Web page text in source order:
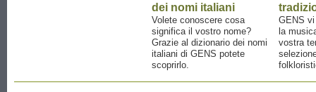
dei nomi italiani
Volete conoscere cosa
significa il vostro nome?
Grazie al dizionario dei nomi
italiani di GENS potete
scoprirlo.
GENS
la
vostra